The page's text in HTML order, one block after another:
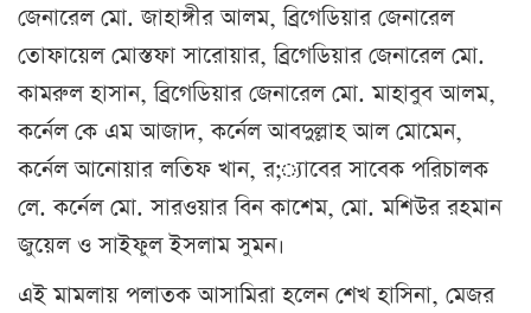
জেনারেল মো. জাহাঙ্গীর আলম, ব্রিগেডিয়ার জেনারেল
তোফায়েল মোস্তফা সারোয়ার, ব্রিগেডিয়ার জেনারেল মো.
কামরুল হাসান, ব্রিগেডিয়ার জেনারেল মো. মাহাবুব আলম,
কর্নেল কে এম আজাদ, কর্নেল আবদুল্লাহ আল মোমেন,
কর্নেল আনোয়ার লতিফ খান, র;্যাবের সাবেক পরিচালক
লে. কর্নেল মো. সারওয়ার বিন কাশেম, মো. মশিউর রহমান
জুয়েল ও সাইফুল ইসলাম সুমন।
এই মামলায় পলাতক আসামিরা হলেন শেখ হাসিনা, মেজর